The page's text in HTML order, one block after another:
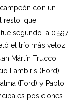
con un
resto, que
segundo, a 0.597
el trío más veloz
Mártín Trucco
Lambiris (Ford),
(Ford) y Pablo
posiciones.